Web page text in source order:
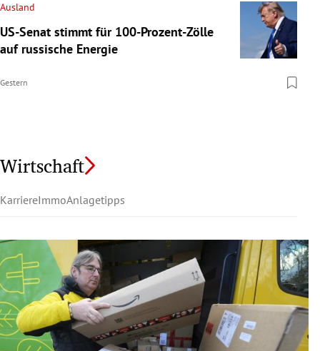
Ausland
US-Senat stimmt für 100-Prozent-Zölle
auf russische Energie
Gestern
Wirtschaft
KarriereImmoAnlagetipps